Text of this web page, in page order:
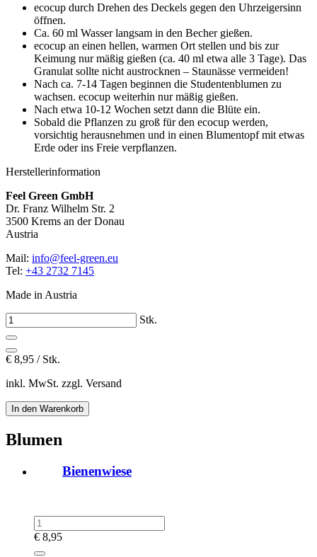
ecocup durch Drehen des Deckels gegen den Uhrzeigersinn
öffnen.
Ca. 60 ml Wasser langsam in den Becher gießen.
ecocup an einen hellen, warmen Ort stellen und bis zur
Keimung nur mäßig gießen (ca. 40 ml etwa alle 3 Tage). Das
Granulat sollte nicht austrocknen – Staunässe vermeiden!
Nach ca. 7-14 Tagen beginnen die Studentenblumen zu
wachsen. ecocup weiterhin nur mäßig gießen.
Nach etwa 10-12 Wochen setzt dann die Blüte ein.
Sobald die Pflanzen zu groß für den ecocup werden,
vorsichtig herausnehmen und in einen Blumentopf mit etwas
Erde oder ins Freie verpflanzen.
Herstellerinformation
Feel Green GmbH
Dr. Franz Wilhelm Str. 2
3500 Krems an der Donau
Austria
Mail: info@feel-green.eu
Tel: +43 2732 7145
Made in Austria
Stk.
€ 8,95 / Stk.
inkl. MwSt. zzgl. Versand
Blumen
Bienenwiese
€ 8,95